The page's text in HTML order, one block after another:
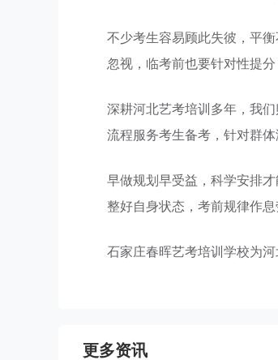
不少考生容易顾此失彼，平
忽视，临考前也要针对性提
深耕河北艺考培训多年，我
流程服务考生备考，针对群
早做规划早受益，科学安排
整好自身状态，考前规律作
石家庄春晖艺考培训学校为
更多资讯